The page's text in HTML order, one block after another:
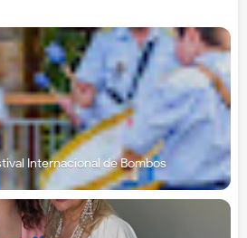
Internacional de Bombos